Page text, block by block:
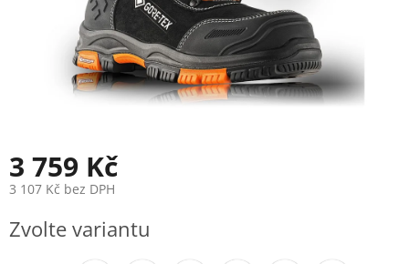
3 759 Kč
3 107 Kč bez DPH
cena:
Zvolte variantu